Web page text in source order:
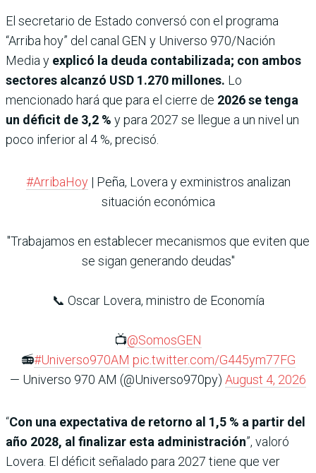
El secretario de Estado conversó con el programa
“Arriba hoy” del canal GEN y Universo 970/Nación
Media y explicó la deuda contabilizada; con ambos
sectores alcanzó USD 1.270 millones. Lo
mencionado hará que para el cierre de 2026 se tenga
un déficit de 3,2 % y para 2027 se llegue a un nivel un
poco inferior al 4 %, precisó.
#ArribaHoy| Peña, Lovera y exministros analizan
situación económica
"Trabajamos en establecer mecanismos que eviten que
se sigan generando deudas"
📞 Oscar Lovera, ministro de Economía
📺@SomosGEN
📻#Universo970AM pic.twitter.com/G445ym77FG
— Universo 970 AM (@Universo970py) August 4, 2026
“Con una expectativa de retorno al 1,5 % a partir del
año 2028, al finalizar esta administración”, valoró
Lovera. El déficit señalado para 2027 tiene que ver